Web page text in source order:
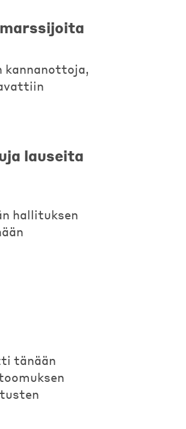
kannanottoja,
lauseita
hallituksen
tänään